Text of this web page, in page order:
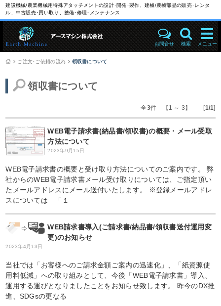
建設機械/農業機械用特殊アタッチメントの設計･開発･製作、建械/農械部品の販売･レンタ
ル、中古販売･買い取り、整備･修理･メンテナンス
お問合せ 検索 メニュー
ご注文･ご依頼の流れ 領収書について
領収書について
全3件 【1 ～ 3】 [1/1]
WEB電子請求書(納品書/領収書)の概要・メール受取
方法について
2023年9月15日
WEB電子請求書の概要と受け取り方法についてのご案内です。 弊
社からのWEB電子請求書メール受け取りについては、ご指定頂い
たメールアドレスにメール送付いたします。 ※登録メールアドレ
スについては 「１
WEB請求書導入(ご請求書/納品書/領収書送付運用変
更)のお知らせ
2023年4月13日
当社では「お客様へのご請求金額ご案内の迅速化」、「紙資源使
用料低減」への取り組みとして、今後「WEB電子請求書」導入、
運用する運びとなりましたことをお知らせ致します。 昨今のDX推
進、SDGsの更なる